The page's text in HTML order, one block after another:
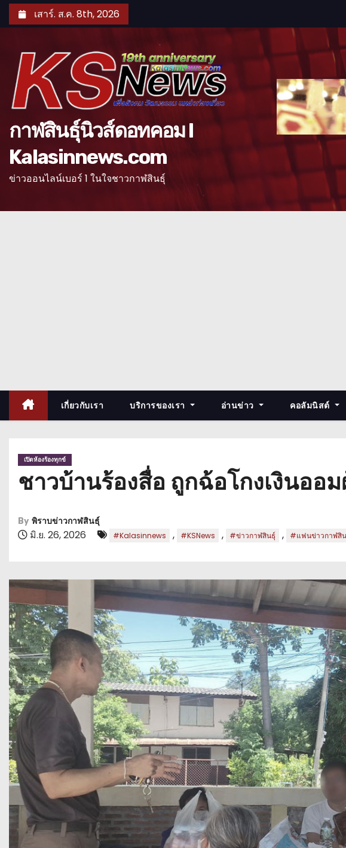
k
t
เสาร์. ส.ค. 8th, 2026
กาฬสินธุ์นิวส์ดอทคอม l
Kalasinnews.com
ข่าวออนไลน์เบอร์ 1 ในใจชาวกาฬสินธุ์
เกี่ยวกับเรา บริการของเรา อ่านข่าว คอลัมนิสต์
เปิดห้องร้องทุกข์
ชาวบ้านร้องสื่อ ถูกฉ้อโกงเงินออ
By พิราบข่าวกาฬสินธุ์
มิ.ย. 26, 2026 #Kalasinnews , #KSNews , #ข่าวกาฬสินธุ์ , #แฟนข่าวกาฬสิ